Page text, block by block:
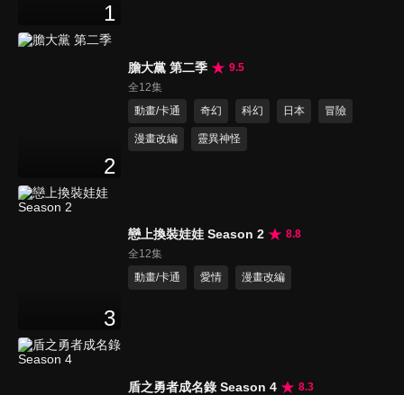
1
2
膽大黨 第二季
9.5
全12集
動畫/卡通
奇幻 科幻 日本 冒險
漫畫改編 靈異神怪
3
戀上換裝娃娃 Season 2
8.8
全12集
動畫/卡通
愛情 漫畫改編
盾之勇者成名錄 Season 4
8.3